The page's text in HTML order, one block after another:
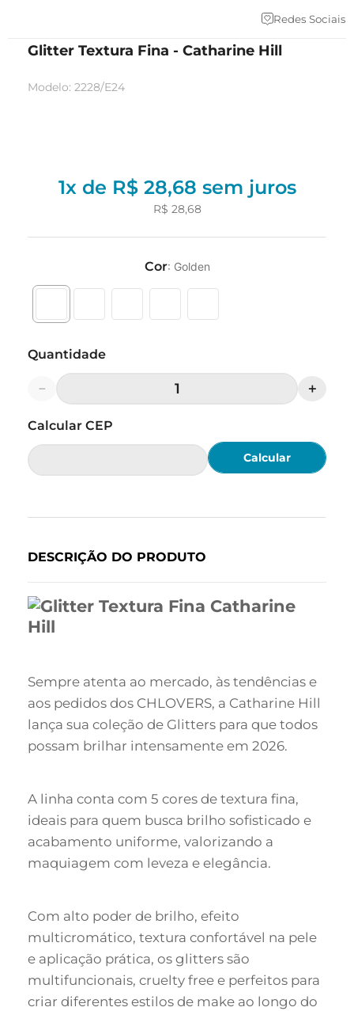
Redes Sociais
Glitter Textura Fina - Catharine Hill
Modelo: 2228/E24
1x de R$ 28,68 sem juros
R$ 28,68
Cor: Golden
Quantidade
＋
－
Calcular
DESCRIÇÃO DO PRODUTO
Sempre atenta ao mercado, às tendências e
aos pedidos dos CHLOVERS, a Catharine Hill
lança sua coleção de Glitters para que todos
possam brilhar intensamente em 2026.
A linha conta com 5 cores de textura fina,
ideais para quem busca brilho sofisticado e
acabamento uniforme, valorizando a
maquiagem com leveza e elegância.
Com alto poder de brilho, efeito
multicromático, textura confortável na pele
e aplicação prática, os glitters são
multifuncionais, cruelty free e perfeitos para
criar diferentes estilos de make ao longo do